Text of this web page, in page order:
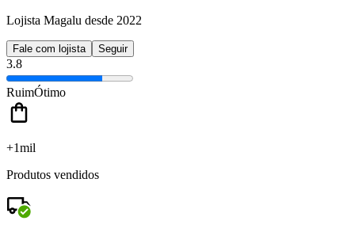
Lojista Magalu desde 2022
Fale com lojista Seguir
3.8
RuimÓtimo
+1mil
Produtos vendidos